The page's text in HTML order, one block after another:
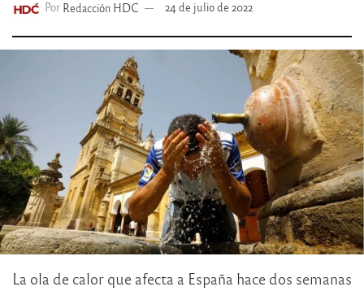
Por Redacción HDC 24 de julio de 2022
La ola de calor que afecta a España hace dos semanas